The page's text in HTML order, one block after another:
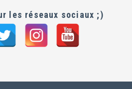
les réseaux sociaux ;)